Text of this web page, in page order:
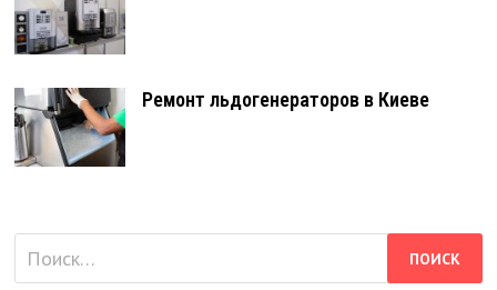
Ремонт льдогенераторов в Киеве
Найти: